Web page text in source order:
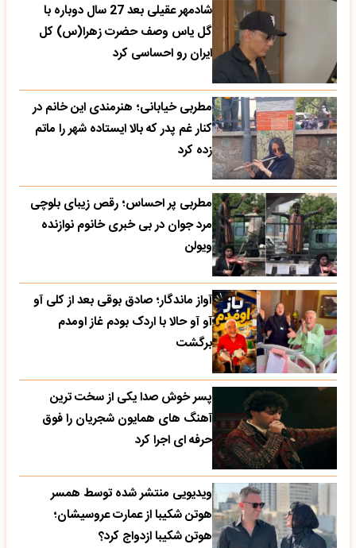
شادمهر عقیلی بعد 27 سال دوباره با
گل یاس وصف حضرت زهرا(س) کل
ایران رو احساسی کرد
مطربی خیابانی؛ هنرمندی این خانم در
کنار غم پدر که بالا ایستاده شهر را ماتم
زده کرد
مطربی پر احساس؛ رقص زیبای بلوچی
مرد جوان در بی خبری خانوم نوازنده
ویولن
آواز ماندگار؛ صادق بوقی بعد از کلی آو
آو آو حالا با اردک بودم غاز اومدم
برگشت
پسر خوش صدا یکی از سخت ترین
آهنگ های همایون شجریان را فوق
حرفه ای اجرا کرد
ویدیویی منتشر شده توسط همسر
هوتن شکیبا از عمارت عروسیشان؛
هوتن شکیبا ازدواج کرد؟